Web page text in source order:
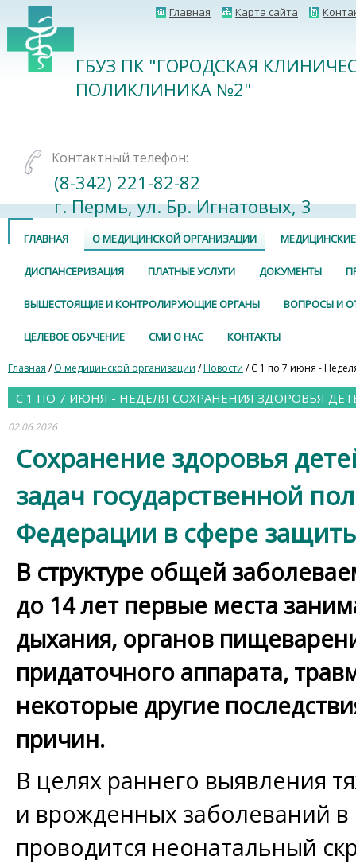
Главная Карта сайта
ГБУЗ ПК "ГОРОДСКАЯ
ПОЛИКЛИНИКА №2"
Контактный телефон:
(8-342) 221-82-82
г. Пермь, ул. Бр. Игнатовых, 3
ГЛАВНАЯ О МЕДИЦИНСКОЙ ОРГАНИЗАЦИИ
ДИСПАНСЕРИЗАЦИЯ ПЛАТНЫЕ УСЛУГИ ДОКУМЕНТЫ
ВЫШЕСТОЯЩИЕ И КОНТРОЛИРУЮЩИЕ ОРГАНЫ ВОПРОСЫ И
ЦЕЛЕВОЕ ОБУЧЕНИЕ СМИ О НАС КОНТАКТЫ
Главная /О медицинской организации /Новости / С 1 по 7 июня -
С 1 ПО 7 ИЮНЯ - НЕДЕЛЯ СОХРАНЕНИЯ ЗДОРОВЬЯ
02.06.2026
Сохранение здоровья
задач государственной
Федерации в сфере
В структуре общей
до 14 лет первые места
дыхания, органов
придаточного аппарата,
некоторые другие
причин.
В целях раннего выявления
и врожденных заболеваний
проводится неонатальный